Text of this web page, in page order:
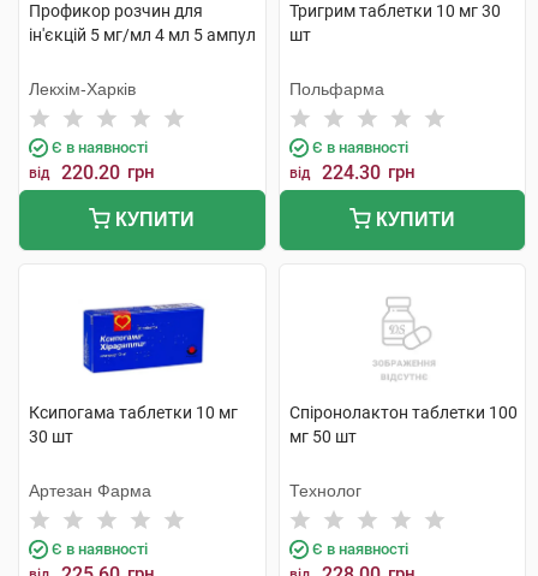
Профикор розчин для
ін'єкцій 5 мг/мл 4 мл 5 ампул
Лекхім-Харків
Є в наявності
від 220.20 грн
КУПИТИ
Тригрим таблетки 10 мг 30
шт
Польфарма
Є в наявності
від 224.30 грн
КУПИТИ
Ксипогама таблетки 10 мг
30 шт
Артезан Фарма
Є в наявності
Спіронолактон таблетки 100
мг 50 шт
Технолог
Є в наявності